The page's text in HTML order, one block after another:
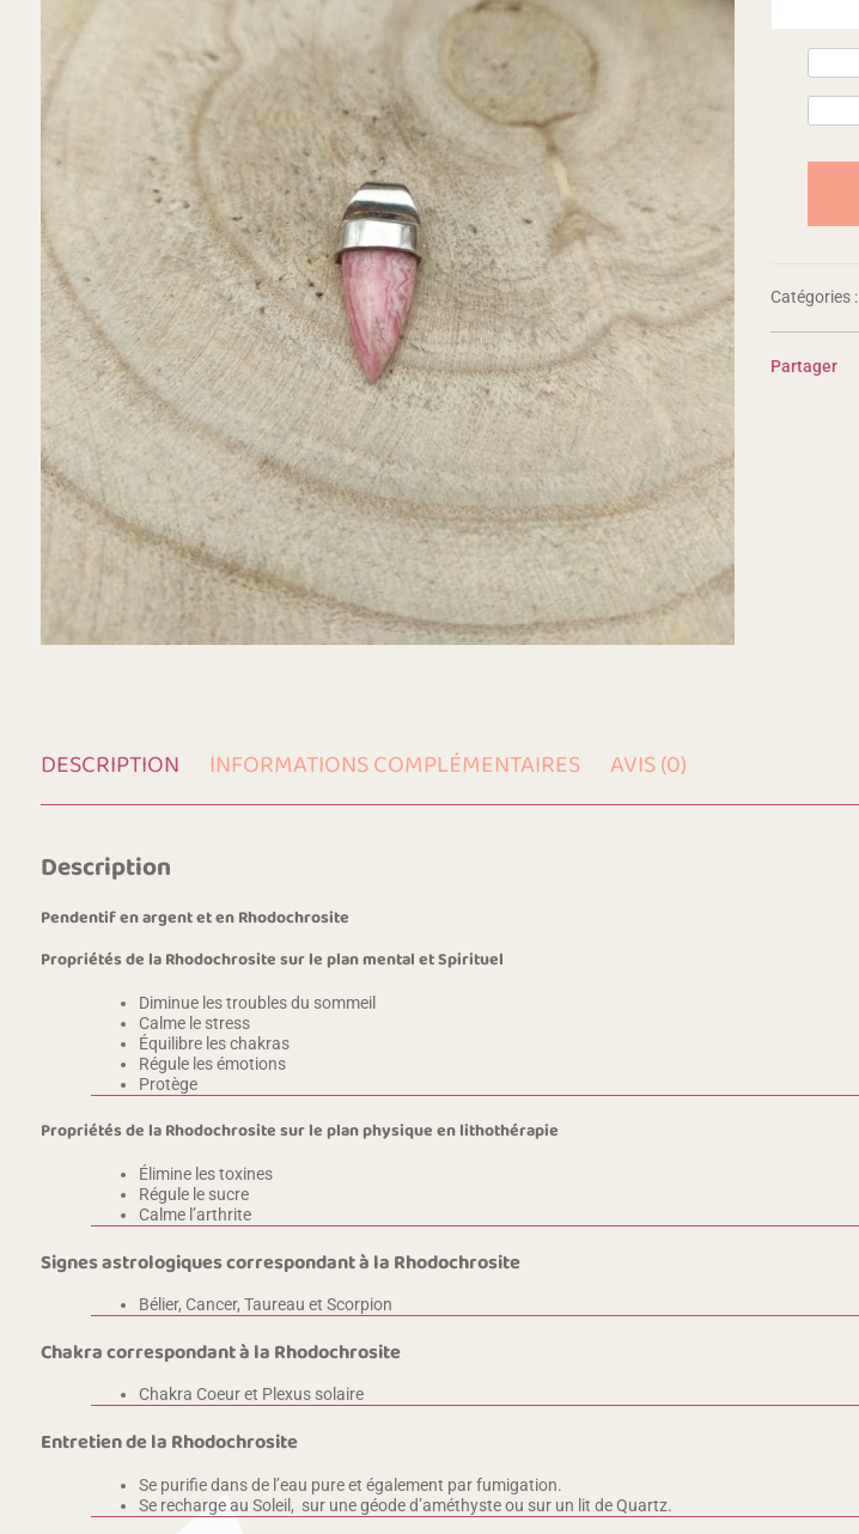
Catégories :
Partager
DESCRIPTION INFORMATIONS COMPLÉMENTAIRES AVIS (0)
Description
Pendentif en argent et en Rhodochrosite
Propriétés de la Rhodochrosite sur le plan mental et Spirituel
Diminue les troubles du sommeil
Calme le stress
Équilibre les chakras
Régule les émotions
Protège
Propriétés de la Rhodochrosite sur le plan physique en lithothérapie
Élimine les toxines
Régule le sucre
Calme l’arthrite
Signes astrologiques correspondant à la Rhodochrosite
Bélier, Cancer, Taureau et Scorpion
Chakra correspondant à la Rhodochrosite
Chakra Coeur et Plexus solaire
Entretien de la Rhodochrosite
Se purifie dans de l’eau pure et également par fumigation.
Se recharge au Soleil, sur une géode d’améthyste ou sur un lit de Quartz.